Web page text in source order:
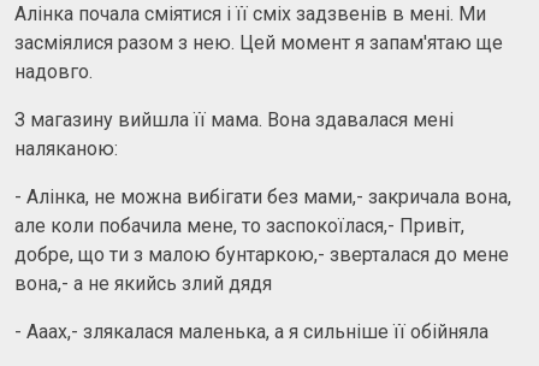
Алінка почала сміятися і її сміх задзвенів в мені. Ми
засміялися разом з нею. Цей момент я запам'ятаю ще
надовго.
З магазину вийшла її мама. Вона здавалася мені
наляканою:
- Алінка, не можна вибігати без мами,- закричала вона,
але коли побачила мене, то заспокоїлася,- Привіт,
добре, що ти з малою бунтаркою,- зверталася до мене
вона,- а не якийсь злий дядя
- Ааах,- злякалася маленька, а я сильніше її обійняла